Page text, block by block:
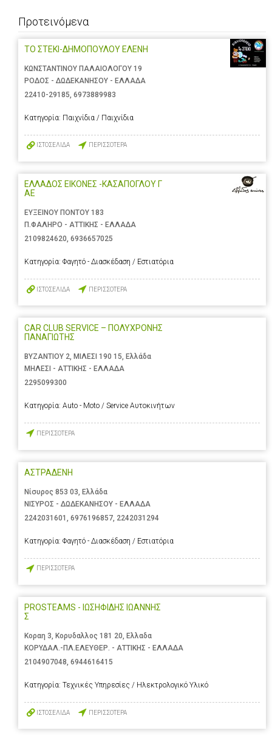
Προτεινόμενα
ΤΟ ΣΤΕΚΙ-ΔΗΜΟΠΟΥΛΟΥ ΕΛΕΝΗ
ΚΩΝΣΤΑΝΤΙΝΟΥ ΠΑΛΑΙΟΛΟΓΟΥ 19
ΡΟΔΟΣ - ΔΩΔΕΚΑΝΗΣΟΥ - ΕΛΛΑΔΑ
22410-29185 6973889983
Κατηγορία: Παιχνίδια / Παιχνίδια
ΙΣΤΟΣΕΛΙΔΑ ΠΕΡΙΣΣΟΤΕΡΑ
ΕΛΛΑΔΟΣ ΕΙΚΟΝΕΣ -ΚΑΣΑΠΟΓΛΟΥ Γ
ΑΕ
ΕΥΞΕΙΝΟΥ ΠΟΝΤΟΥ 183
Π.ΦΑΛΗΡΟ - ΑΤΤΙΚΗΣ - ΕΛΛΑΔΑ
2109824620, 6936657025
Κατηγορία: Φαγητό - Διασκέδαση / Εστιατόρια
ΙΣΤΟΣΕΛΙΔΑ ΠΕΡΙΣΣΟΤΕΡΑ
CAR CLUB SERVICE – ΠΟΛΥΧΡΟΝΗΣ
ΠΑΝΑΓΙΩΤΗΣ
ΒΥΖΑΝΤΙΟΥ 2, ΜΙΛΕΣΙ 190 15, Ελλάδα
ΜΗΛΕΣΙ - ΑΤΤΙΚΗΣ - ΕΛΛΑΔΑ
2295099300
Κατηγορία: Auto - Moto / Service Αυτοκινήτων
ΠΕΡΙΣΣΟΤΕΡΑ
ΑΣΤΡΑΔΕΝΗ
Νίσυρος 853 03, Ελλάδα
ΝΙΣΥΡΟΣ - ΔΩΔΕΚΑΝΗΣΟΥ - ΕΛΛΑΔΑ
2242031601
6976196857 2242031294
Κατηγορία: Φαγητό - Διασκέδαση / Εστιατόρια
ΠΕΡΙΣΣΟΤΕΡΑ
PROSTEAMS - ΙΩΣΗΦΙΔΗΣ ΙΩΑΝΝΗΣ
Σ
Κοραη 3, Κορυδαλλος 181 20, Ελλαδα
ΚΟΡΥΔΑΛ.-ΠΛ.ΕΛΕΥΘΕΡ. - ΑΤΤΙΚΗΣ - ΕΛΛΑΔΑ
2104907048, 6944616415
Κατηγορία: Τεχνικές Υπηρεσίες / Ηλεκτρολογικό Υλικό
ΙΣΤΟΣΕΛΙΔΑ ΠΕΡΙΣΣΟΤΕΡΑ